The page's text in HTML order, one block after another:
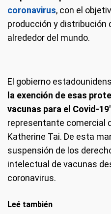
coronavirus, con el
producción y distribución
alrededor del mundo.
El gobierno
la exención de esas
vacunas para el Covid-
representante comercial
Katherine Tai. De esta
suspensión de los
intelectual de vacunas
coronavirus.
Leé también